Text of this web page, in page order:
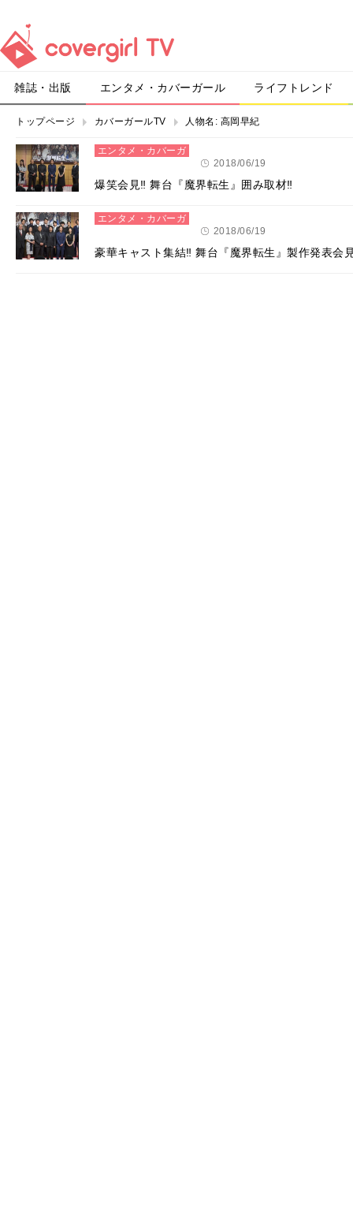
雑誌・出版 エンタメ・カバーガール ライフトレンド
トップページ カバーガールTV 人物名: 高岡早紀
エンタメ・カバーガ
2018/06/19
爆笑会見‼ 舞台『魔界転生』囲み取材‼
エンタメ・カバーガ
2018/06/19
豪華キャスト集結‼ 舞台『魔界転生』製作発表会